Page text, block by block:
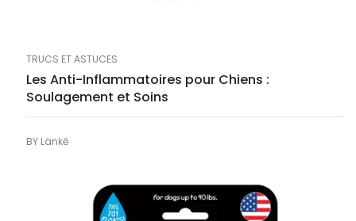
TRUCS ET ASTUCES
Les Anti-Inflammatoires pour Chiens :
Soulagement et Soins
BY Länkē